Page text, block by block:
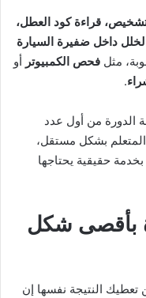
قراءة كود العطل،
مثل فحص الكمبيوتر أو
.
الدورة من أول عدد
بشكل مستقل،
حقيقية يحتاجها
بأقصى شكل
تعطيك النتيجة نفسها إن